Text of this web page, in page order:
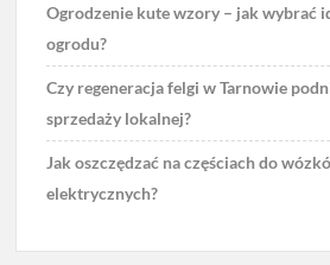
Ogrodzenie kute wzory – jak wybrać
ogrodu?
Czy regeneracja felgi w Tarnowie
sprzedaży lokalnej?
Jak oszczędzać na częściach do
elektrycznych?